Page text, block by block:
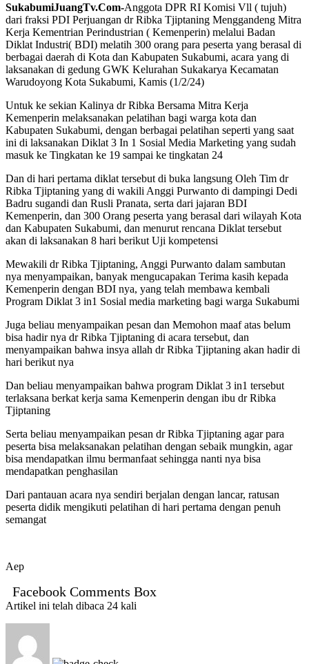
SukabumiJuangTv.Com-Anggota DPR RI Komisi Vll ( tujuh)
dari fraksi PDI Perjuangan dr Ribka Tjiptaning Menggandeng Mitra
Kerja Kementrian Perindustrian ( Kemenperin) melalui Badan
Diklat Industri( BDI) melatih 300 orang para peserta yang berasal di
berbagai daerah di Kota dan Kabupaten Sukabumi, acara yang di
laksanakan di gedung GWK Kelurahan Sukakarya Kecamatan
Warudoyong Kota Sukabumi, Kamis (1/2/24)
Untuk ke sekian Kalinya dr Ribka Bersama Mitra Kerja
Kemenperin melaksanakan pelatihan bagi warga kota dan
Kabupaten Sukabumi, dengan berbagai pelatihan seperti yang saat
ini di laksanakan Diklat 3 In 1 Sosial Media Marketing yang sudah
masuk ke Tingkatan ke 19 sampai ke tingkatan 24
Dan di hari pertama diklat tersebut di buka langsung Oleh Tim dr
Ribka Tjiptaning yang di wakili Anggi Purwanto di dampingi Dedi
Badru sugandi dan Rusli Pranata, serta dari jajaran BDI
Kemenperin, dan 300 Orang peserta yang berasal dari wilayah Kota
dan Kabupaten Sukabumi, dan menurut rencana Diklat tersebut
akan di laksanakan 8 hari berikut Uji kompetensi
Mewakili dr Ribka Tjiptaning, Anggi Purwanto dalam sambutan
nya menyampaikan, banyak mengucapakan Terima kasih kepada
Kemenperin dengan BDI nya, yang telah membawa kembali
Program Diklat 3 in1 Sosial media marketing bagi warga Sukabumi
Juga beliau menyampaikan pesan dan Memohon maaf atas belum
bisa hadir nya dr Ribka Tjiptaning di acara tersebut, dan
menyampaikan bahwa insya allah dr Ribka Tjiptaning akan hadir di
hari berikut nya
Dan beliau menyampaikan bahwa program Diklat 3 in1 tersebut
terlaksana berkat kerja sama Kemenperin dengan ibu dr Ribka
Tjiptaning
Serta beliau menyampaikan pesan dr Ribka Tjiptaning agar para
peserta bisa melaksanakan pelatihan dengan sebaik mungkin, agar
bisa mendapatkan ilmu bermanfaat sehingga nanti nya bisa
mendapatkan penghasilan
Dari pantauan acara nya sendiri berjalan dengan lancar, ratusan
peserta didik mengikuti pelatihan di hari pertama dengan penuh
semangat
Aep
Facebook Comments Box
Artikel ini telah dibaca 24 kali